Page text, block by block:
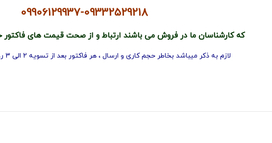
09906129937-09332529218
که کارشناسان ما در فروش می باشند ارتباط و از صحت قیمت های فاکتور
لازم به ذکر میباشد بخاطر حجم کاری و ارسال ، هر فاکتور بعد از تسویه 2 الی 3 روز کاری ارسال میشود